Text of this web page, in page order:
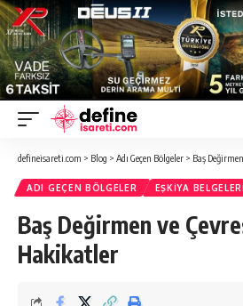
defineisareti.com > Blog > Adı Geçen Bölgeler > Baş
ADI GEÇEN BÖLGELER EŞKIYA
Baş Değirmen ve
Hakikatler